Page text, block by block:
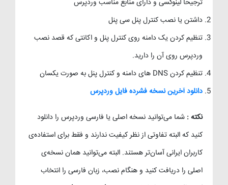
ترجیحا لینوکسی و دارای منابع مناسب وردپرس
داشتن یا نصب کنترل پنل سی پنل
تنظیم کردن یک دامنه روی کنترل پنل و اکانتی که قصد نصب
وردپرس روی آن را دارید.
تنظیم کردن DNS های دامنه و کنترل پنل به صورت یکسان
دانلود آخرین نسخه فشرده فایل وردپرس
نکته : شما می‌توانید نسخه اصلی یا فارسی وردپرس را دانلود
کنید که البته تفاوتی از نظر کیفیت ندارند و فقط برای استفاده‌ی
کاربران ایرانی آسان‌تر هستند. البته می‌توانید همان نسخه‌ی
اصلی را دریافت کنید و هنگام نصب، زبان فارسی را انتخاب